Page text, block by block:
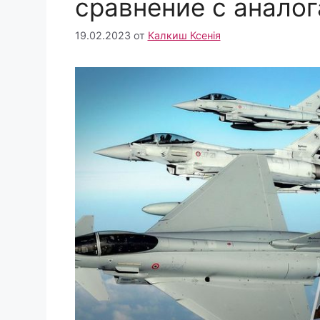
сравнение с
19.02.2023 от Калкиш Ксенія